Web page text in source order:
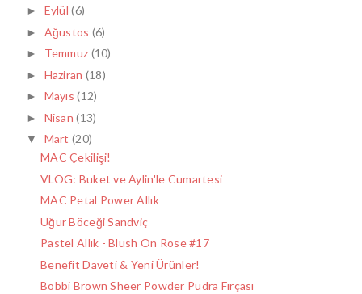
► Eylül(6)
► Ağustos (6)
► Temmuz (10)
► Haziran (18)
► Mayıs(12)
► Nisan(13)
▼ Mart(20)
MAC Çekilişi!
VLOG: Buket ve Aylin'le Cumartesi
MAC Petal Power Allık
Uğur Böceği Sandviç
Pastel Allık - Blush On Rose #17
Benefit Daveti & Yeni Ürünler!
Bobbi Brown Sheer Powder Pudra Fırçası